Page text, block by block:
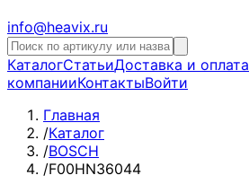
info@heavix.ru
КаталогСтатьиДоставка и оплата
компанииКонтактыВойти
Главная
/Каталог
/BOSCH
/F00HN36044